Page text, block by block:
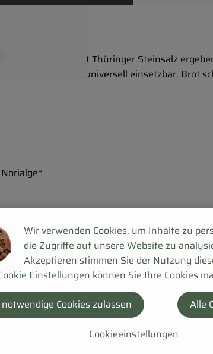
Pilzen gepaart mit Thüringer Steinsalz
Salz ist absolut universell einsetzbar. Brot
Manufaktur. Spart unglaublich Zeit beim
Wir verwenden Cookies, um Inhalte zu
die Zugriffe auf unsere Website zu
Akzeptieren stimmen Sie der Nutzung
Einstellungen können Sie Ihre Cookies
Cookieeinstellungen
Cookies zulassen Alle